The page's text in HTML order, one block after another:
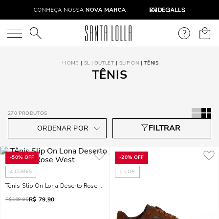
O que você está procurando?
SL | OUTLET SLIP ON TÊNIS
TÊNIS
270 PRODUTOS
-50% OFF
4 CORES
Tênis Slip On Lona Deserto Rose West
R$159,90R$ 79,90
-20% OFF
1 COR